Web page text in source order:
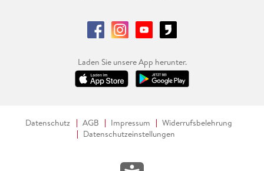
Laden Sie unsere App herunter.
Datenschutz AGB Impressum
Widerrufsbelehrung
Datenschutzeinstellungen